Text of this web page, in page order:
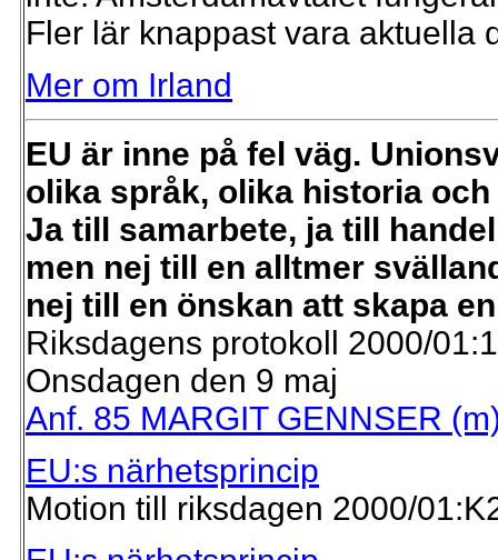
Fler lär knappast vara aktuella
Mer om Irland
EU är inne på fel väg.
olika språk, olika historia
Ja till samarbete, ja till
men nej till en alltmer
nej till en önskan att skapa
Riksdagens protokoll 2000/
Onsdagen den 9 maj
Anf. 85 MARGIT GENNSER
EU:s närhetsprincip
Motion till riksdagen 2000/